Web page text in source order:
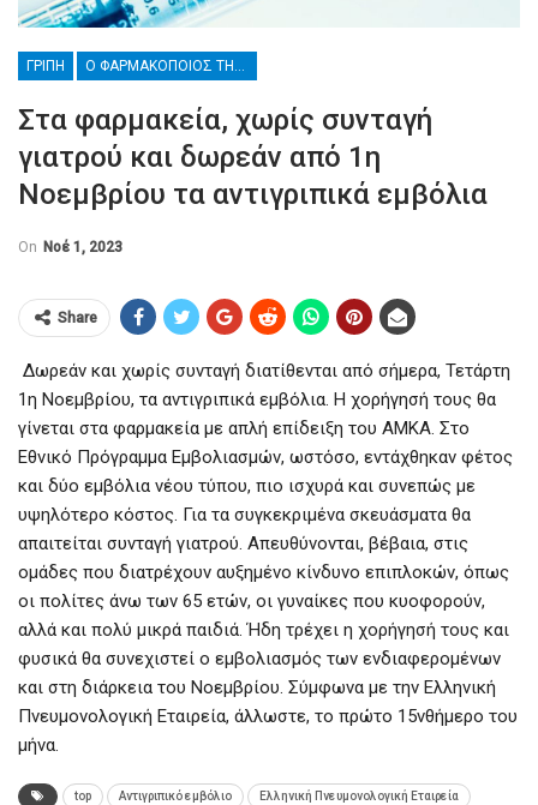
ΓΡΊΠΗ Ο ΦΑΡΜΑΚΟΠΟΙΌΣ ΤΗΣ ΓΕΙΤΟΝΙΆΣ ΣΆΣ ΕΝΗΜΕΡΏΝΕΙ
Στα φαρμακεία, χωρίς συνταγή
γιατρού και δωρεάν από 1η
Νοεμβρίου τα αντιγριπικά εμβόλια
On Νοέ 1, 2023
Share
Δωρεάν και χωρίς συνταγή διατίθενται από σήμερα, Τετάρτη
1η Νοεμβρίου, τα αντιγριπικά εμβόλια. Η χορήγησή τους θα
γίνεται στα φαρμακεία με απλή επίδειξη του ΑΜΚΑ. Στο
Εθνικό Πρόγραμμα Εμβολιασμών, ωστόσο, εντάχθηκαν φέτος
και δύο εμβόλια νέου τύπου, πιο ισχυρά και συνεπώς με
υψηλότερο κόστος. Για τα συγκεκριμένα σκευάσματα θα
απαιτείται συνταγή γιατρού. Απευθύνονται, βέβαια, στις
ομάδες που διατρέχουν αυξημένο κίνδυνο επιπλοκών, όπως
οι πολίτες άνω των 65 ετών, οι γυναίκες που κυοφορούν,
αλλά και πολύ μικρά παιδιά. Ήδη τρέχει η χορήγησή τους και
φυσικά θα συνεχιστεί ο εμβολιασμός των ενδιαφερομένων
και στη διάρκεια του Νοεμβρίου. Σύμφωνα με την Ελληνική
Πνευμονολογική Εταιρεία, άλλωστε, το πρώτο 15νθήμερο του
μήνα.
top Αντιγριπικό εμβόλιο Ελληνική Πνευμονολογική Εταιρεία